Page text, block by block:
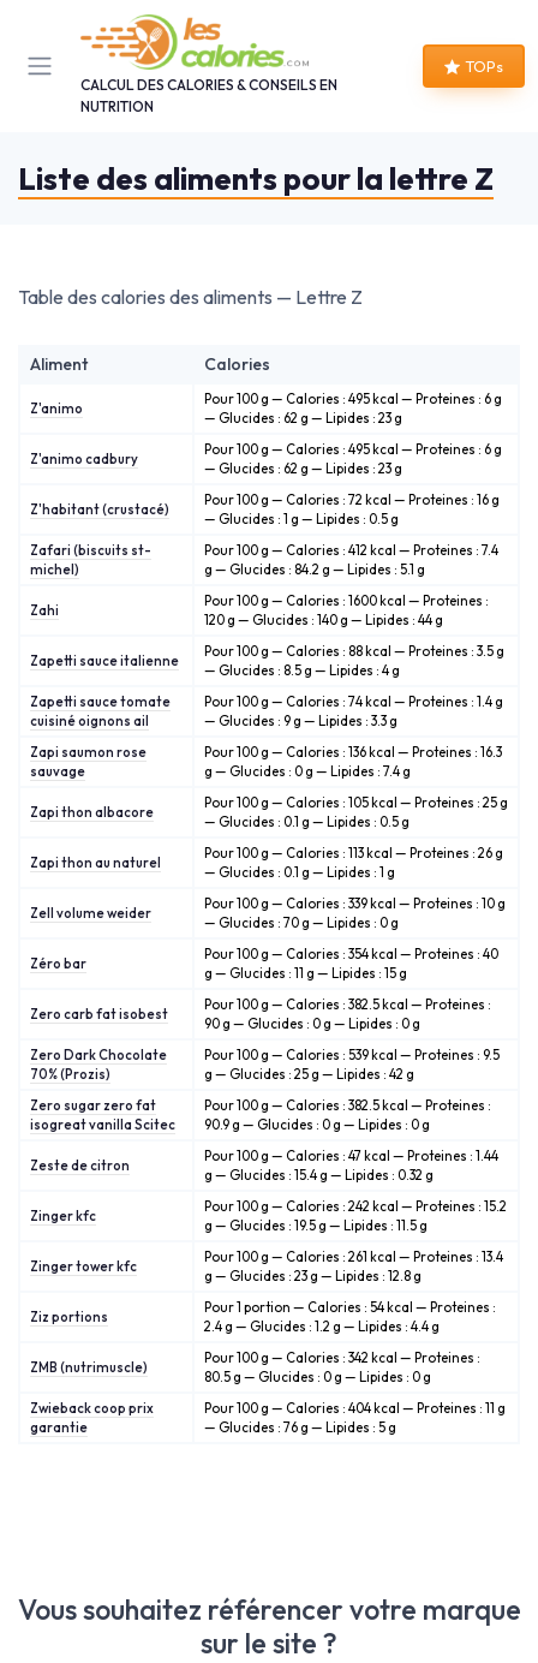
CALCUL DES CALORIES & CONSEILS EN
NUTRITION
TOPs
Liste des aliments pour la lettre Z
Table des calories des aliments — Lettre Z
Aliment Calories
Z'animo
Pour 100 g — Calories : 495 kcal — Proteines : 6 g
— Glucides : 62 g — Lipides : 23 g
Z'animo cadbury
Pour 100 g — Calories : 495 kcal — Proteines : 6 g
— Glucides : 62 g — Lipides : 23 g
Z'habitant (crustacé)
Pour 100 g — Calories : 72 kcal — Proteines : 16 g
— Glucides : 1 g — Lipides : 0.5 g
Zafari (biscuits st-
michel)
Pour 100 g — Calories : 412 kcal — Proteines : 7.4
g — Glucides : 84.2 g — Lipides : 5.1 g
Zahi
Pour 100 g — Calories : 1600 kcal — Proteines :
120 g — Glucides : 140 g — Lipides : 44 g
Zapetti sauce italienne
Pour 100 g — Calories : 88 kcal — Proteines : 3.5 g
— Glucides : 8.5 g — Lipides : 4 g
Zapetti sauce tomate
cuisiné oignons ail
Pour 100 g — Calories : 74 kcal — Proteines : 1.4 g
— Glucides : 9 g — Lipides : 3.3 g
Zapi saumon rose
sauvage
Pour 100 g — Calories : 136 kcal — Proteines : 16.3
g — Glucides : 0 g — Lipides : 7.4 g
Zapi thon albacore
Pour 100 g — Calories : 105 kcal — Proteines : 25 g
— Glucides : 0.1 g — Lipides : 0.5 g
Zapi thon au naturel
Pour 100 g — Calories : 113 kcal — Proteines : 26 g
— Glucides : 0.1 g — Lipides : 1 g
Zell volume weider
Pour 100 g — Calories : 339 kcal — Proteines : 10 g
— Glucides : 70 g — Lipides : 0 g
Zéro bar
Pour 100 g — Calories : 354 kcal — Proteines : 40
g — Glucides : 11 g — Lipides : 15 g
Zero carb fat isobest
Pour 100 g — Calories : 382.5 kcal — Proteines :
90 g — Glucides : 0 g — Lipides : 0 g
Zero Dark Chocolate
70% (Prozis)
Pour 100 g — Calories : 539 kcal — Proteines : 9.5
g — Glucides : 25 g — Lipides : 42 g
Zero sugar zero fat
isogreat vanilla Scitec
Pour 100 g — Calories : 382.5 kcal — Proteines :
90.9 g — Glucides : 0 g — Lipides : 0 g
Zeste de citron
Pour 100 g — Calories : 47 kcal — Proteines : 1.44
g — Glucides : 15.4 g — Lipides : 0.32 g
Zinger kfc
Pour 100 g — Calories : 242 kcal — Proteines : 15.2
g — Glucides : 19.5 g — Lipides : 11.5 g
Zinger tower kfc
Pour 100 g — Calories : 261 kcal — Proteines : 13.4
g — Glucides : 23 g — Lipides : 12.8 g
Ziz portions
Pour 1 portion — Calories : 54 kcal — Proteines :
2.4 g — Glucides : 1.2 g — Lipides : 4.4 g
ZMB (nutrimuscle)
Pour 100 g — Calories : 342 kcal — Proteines :
80.5 g — Glucides : 0 g — Lipides : 0 g
Zwieback coop prix
garantie
Pour 100 g — Calories : 404 kcal — Proteines : 11 g
— Glucides : 76 g — Lipides : 5 g
Vous souhaitez référencer votre marque
sur le site ?
Panneau de gestion des cookies